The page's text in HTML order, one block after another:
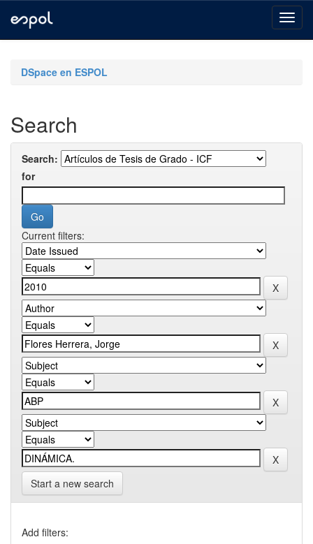
navigationDSpace en ESPOL
Search
Search:
for
Current filters:
Start a new search
Add filters: